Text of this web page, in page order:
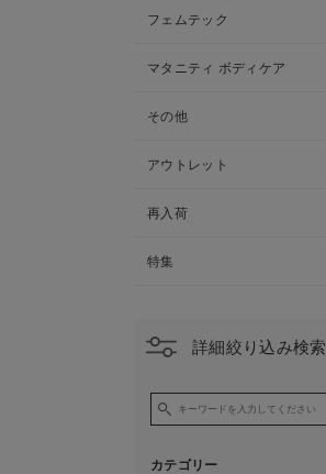
フェムテック
マタニティ ボディケア
その他
アウトレット
再入荷
特集
詳細絞り込み検索
カテゴリー